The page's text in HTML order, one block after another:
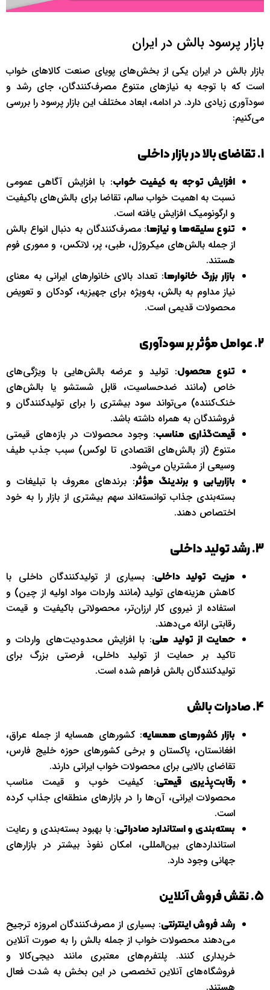
بازار پرسود بالش در ایران
بازار بالش در ایران یکی از بخش‌های پویای صنعت کالاهای خواب
است که با توجه به نیازهای متنوع مصرف‌کنندگان، جای رشد و
سودآوری زیادی دارد. در ادامه، ابعاد مختلف این بازار پرسود را بررسی
می‌کنیم:
1. تقاضای بالا در بازار داخلی
افزایش توجه به کیفیت خواب: با افزایش آگاهی عمومی
نسبت به اهمیت خواب سالم، تقاضا برای بالش‌های باکیفیت
و ارگونومیک افزایش یافته است.
تنوع سلیقه‌ها و نیازها: مصرف‌کنندگان به دنبال انواع بالش
از جمله بالش‌های میکروژل، طبی، پر، لاتکس، و مموری فوم
هستند.
بازار بزرگ خانوارها: تعداد بالای خانوارهای ایرانی به معنای
نیاز مداوم به بالش، به‌ویژه برای جهیزیه، کودکان و تعویض
محصولات قدیمی است.
2. عوامل مؤثر بر سودآوری
تنوع محصول: تولید و عرضه بالش‌هایی با ویژگی‌های
خاص (مانند ضدحساسیت، قابل شستشو یا بالش‌های
خنک‌کننده) می‌تواند سود بیشتری را برای تولیدکنندگان و
فروشندگان به همراه داشته باشد.
قیمت‌گذاری مناسب: وجود محصولات در بازه‌های قیمتی
متنوع (از بالش‌های اقتصادی تا لوکس) سبب جذب طیف
وسیعی از مشتریان می‌شود.
بازاریابی و برندینگ مؤثر: برندهای معروف با تبلیغات و
بسته‌بندی جذاب توانسته‌اند سهم بیشتری از بازار را به خود
اختصاص دهند.
3. رشد تولید داخلی
مزیت تولید داخلی: بسیاری از تولیدکنندگان داخلی با
کاهش هزینه‌های تولید (مانند واردات مواد اولیه از چین) و
استفاده از نیروی کار ارزان‌تر، محصولاتی باکیفیت و قیمت
رقابتی ارائه می‌دهند.
حمایت از تولید ملی: با افزایش محدودیت‌های واردات و
تاکید بر حمایت از تولید داخلی، فرصتی بزرگ برای
تولیدکنندگان بالش فراهم شده است.
4. صادرات بالش
بازار کشورهای همسایه: کشورهای همسایه از جمله عراق،
افغانستان، پاکستان و برخی کشورهای حوزه خلیج فارس،
تقاضای بالایی برای محصولات خواب ایرانی دارند.
رقابت‌پذیری قیمتی: کیفیت خوب و قیمت مناسب
محصولات ایرانی، آن‌ها را در بازارهای منطقه‌ای جذاب کرده
است.
بسته‌بندی و استاندارد صادراتی: با بهبود بسته‌بندی و رعایت
استانداردهای بین‌المللی، امکان نفوذ بیشتر در بازارهای
جهانی وجود دارد.
5. نقش فروش آنلاین
رشد فروش اینترنتی: بسیاری از مصرف‌کنندگان امروزه ترجیح
می‌دهند محصولات خواب از جمله بالش را به صورت آنلاین
خریداری کنند. پلتفرم‌های معتبری مانند دیجی‌کالا و
فروشگاه‌های آنلاین تخصصی در این بخش به شدت فعال